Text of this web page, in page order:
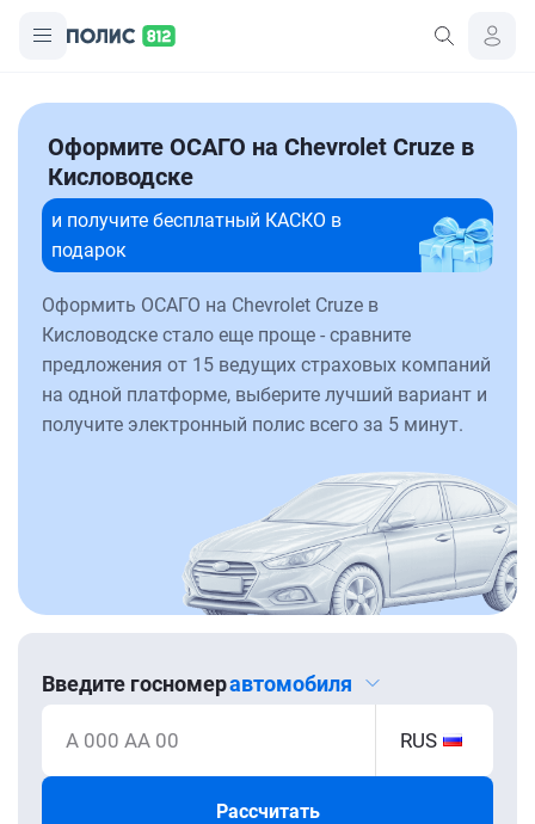
Оформите ОСАГО на Chevrolet Cruze в
Кисловодске
и получите бесплатный КАСКО в
подарок
Оформить ОСАГО на Chevrolet Cruze в
Кисловодске стало еще проще - сравните
предложения от 15 ведущих страховых компаний
на одной платформе, выберите лучший вариант и
получите электронный полис всего за 5 минут.
Введите госномеравтомобиля
А 000 АА 00 RUS
Рассчитать